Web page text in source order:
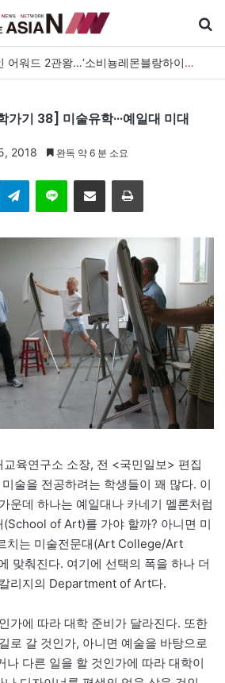
GS25, 세계 디자인 어워드 2관왕…‘소비뇽레몬블랑하이볼’ 디자인 경쟁력 인정
기 38] 미술유학···예일대 미대
2018 완독 약 6 분 소요
Telegram 이메일
육연구소 소장, 전 <국민일보> 편집
술을 전공하려는 학생들이 꽤 많다. 이
운데 하나는 예일대나 카네기 멜론처럼
(School of Art)를 가야 할까? 아니면 미
치는 미술전문대(Art College/Art
맞춰진다. 여기에 선택의 폭을 하나 더
리지의 Department of Art다.
가에 따라 대학 준비가 달라진다. 또한
로 갈 것인가, 아니면 예술을 바탕으로
나 다른 일을 할 것인가에 따라 대학이